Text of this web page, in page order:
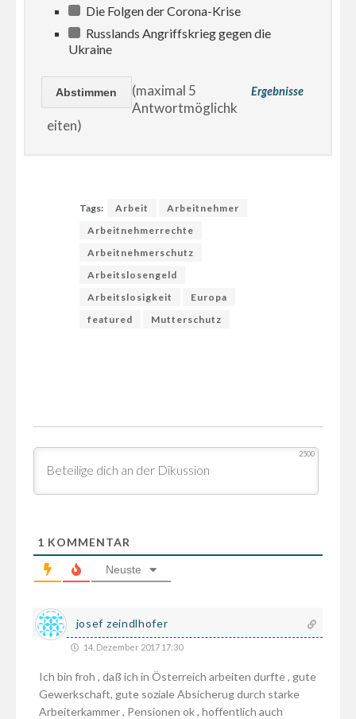
Die Folgen der Corona-Krise
Russlands Angriffskrieg gegen die
Ukraine
Ergebnisse
(maximal 5
Antwortmöglichk
eiten)
Tags: Arbeit
Arbeitnehmer
Arbeitnehmerrechte
Arbeitnehmerschutz
Arbeitslosengeld
Arbeitslosigkeit
Europa
featured
Mutterschutz
2500
1 KOMMENTAR
Neuste
josef zeindlhofer
14. Dezember 2017 17:30
Ich bin froh , daß ich in Österreich arbeiten durfte , gute
Gewerkschaft, gute soziale Absicherug durch starke
Arbeiterkammer , Pensionen ok , hoffentlich auch